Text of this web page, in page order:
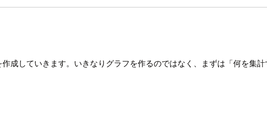
成していきます。いきなりグラフを作るのではなく、まずは「何を集